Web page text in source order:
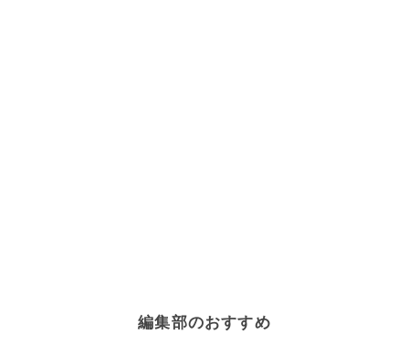
編集部のおすすめ